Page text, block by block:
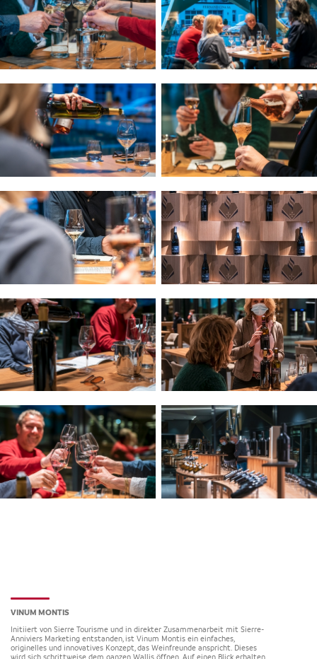
VINUM MONTIS
Initiiert von Sierre Tourisme und in direkter Zusammenarbeit mit Sierre-
Anniviers Marketing entstanden, ist Vinum Montis ein einfaches,
originelles und innovatives Konzept, das Weinfreunde anspricht. Dieses